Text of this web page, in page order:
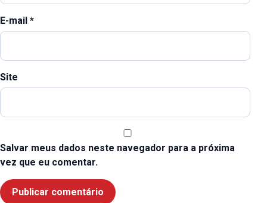
E-mail *
Site
Salvar meus dados neste navegador para a próxima
vez que eu comentar.